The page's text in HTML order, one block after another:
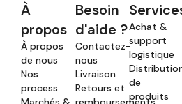
À
propos
À propos
de nous
Nos
process
Besoin
d'aide ?
Contactez-
nous
Livraison
Retours et
Achat &
support
logistique
de
produits